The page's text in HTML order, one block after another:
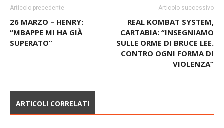
Articolo precedente
26 MARZO – HENRY:
“MBAPPE MI HA GIÀ
SUPERATO”
Articolo successivo
REAL KOMBAT SYSTEM,
CARTABIA: “INSEGNIAMO
SULLE ORME DI BRUCE LEE.
CONTRO OGNI FORMA DI
VIOLENZA”
ARTICOLI CORRELATI